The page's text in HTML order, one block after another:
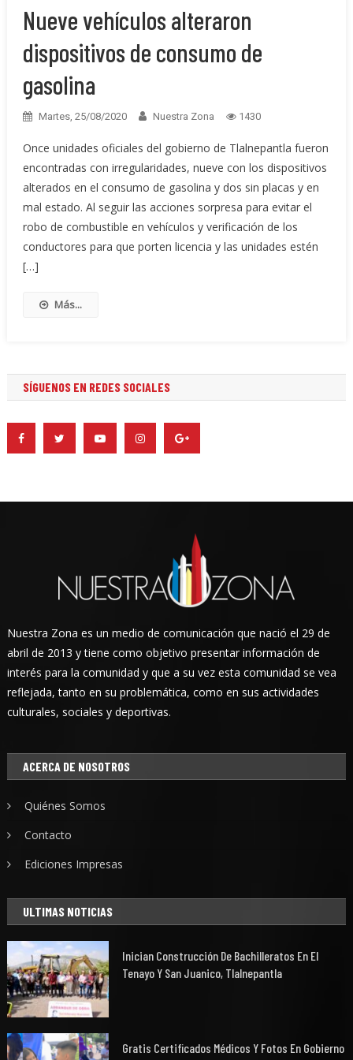
Nueve vehículos alteraron
dispositivos de consumo de
gasolina
Martes, 25/08/2020 Nuestra Zona 1430
Once unidades oficiales del gobierno de Tlalnepantla fueron
encontradas con irregularidades, nueve con los dispositivos
alterados en el consumo de gasolina y dos sin placas y en
mal estado. Al seguir las acciones sorpresa para evitar el
robo de combustible en vehículos y verificación de los
conductores para que porten licencia y las unidades estén
[…]
Más...
SÍGUENOS EN REDES SOCIALES
Nuestra Zona es un medio de comunicación que nació el 29 de
abril de 2013 y tiene como objetivo presentar información de
interés para la comunidad y que a su vez esta comunidad se vea
reflejada, tanto en su problemática, como en sus actividades
culturales, sociales y deportivas.
ACERCA DE NOSOTROS
Quiénes Somos
Contacto
Ediciones Impresas
ULTIMAS NOTICIAS
Inician Construcción De Bachilleratos En El
Tenayo Y San Juanico, Tlalnepantla
Gratis Certificados Médicos Y Fotos En Gobierno